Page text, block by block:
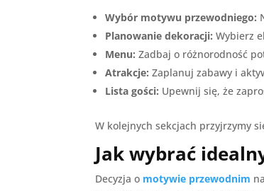
Wybór motywu przewodniego:
Planowanie dekoracji: Wybierz
Menu: Zadbaj o różnorodność
Atrakcje: Zaplanuj zabawy i
Lista gości: Upewnij się, że
W kolejnych sekcjach przyjrzymy
Jak wybrać
Decyzja o motywie przewodnim